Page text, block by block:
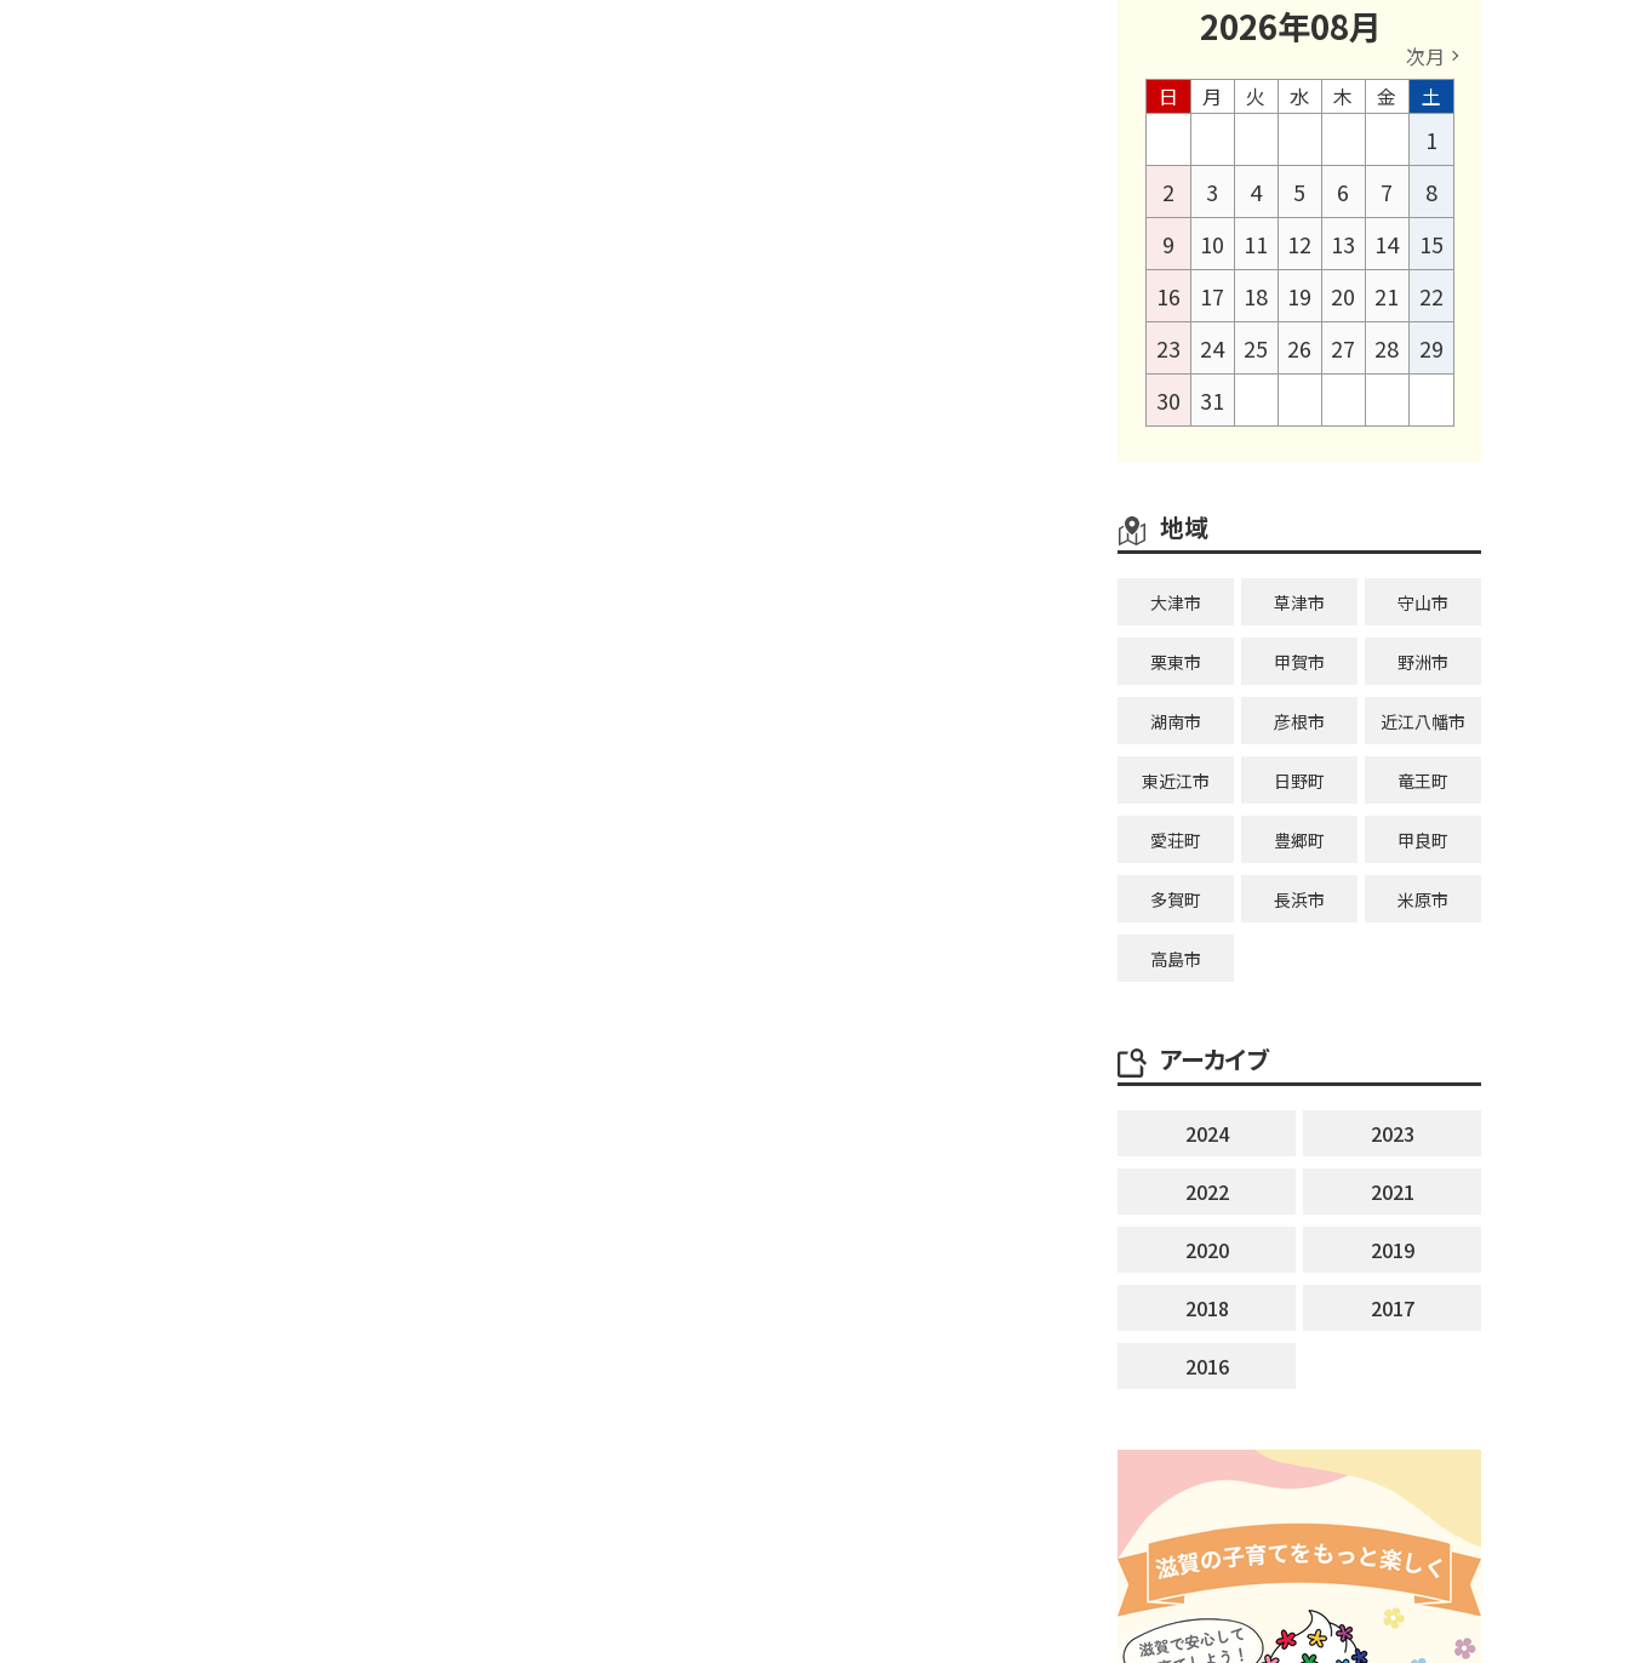
2026年08月
次月
日
月 火 水 木 金 土
1
2
3 4 5 6 7
8
9
10 11 12 13 14
15
16
17 18 19 20 21
22
23
24 25 26 27 28
29
30
31
地域
大津市 草津市 守山市
栗東市 甲賀市 野洲市
湖南市 彦根市 近江八幡市
東近江市 日野町 竜王町
愛荘町 豊郷町 甲良町
多賀町 長浜市 米原市
高島市
アーカイブ
2024
2023
2022
2021
2020
2019
2018
2017
2016